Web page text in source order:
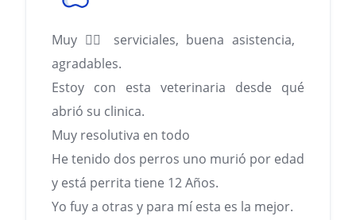
Muy 🐕‍🦺 serviciales, buena asistencia,
agradables.
Estoy con esta veterinaria desde qué
abrió su clinica.
Muy resolutiva en todo
He tenido dos perros uno murió por edad
y está perrita tiene 12 Años.
Yo fuy a otras y para mí esta es la mejor.